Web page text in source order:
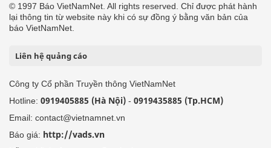
© 1997 Báo VietNamNet. All rights reserved. Chỉ được phát hành
lại thông tin từ website này khi có sự đồng ý bằng văn bản của
báo VietNamNet.
Liên hệ quảng cáo
Công ty Cổ phần Truyền thông VietNamNet
Hotline: 0919405885 (Hà Nội) - 0919435885 (Tp.HCM)
Email: contact@vietnamnet.vn
Báo giá: http://vads.vn